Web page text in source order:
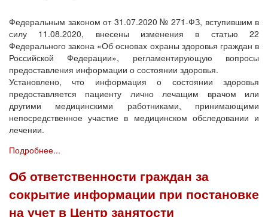
Федеральным законом от 31.07.2020 № 271-ФЗ, вступившим в
силу 11.08.2020, внесены изменения в статью 22
Федерального закона «Об основах охраны здоровья граждан в
Российской Федерации», регламентирующую вопросы
предоставления информации о состоянии здоровья.
Установлено, что информация о состоянии здоровья
предоставляется пациенту лично лечащим врачом или
другими медицинскими работниками, принимающими
непосредственное участие в медицинском обследовании и
лечении.
Подробнее...
Об ответственности граждан за
сокрытие информации при постановке
на учет в Центр занятости